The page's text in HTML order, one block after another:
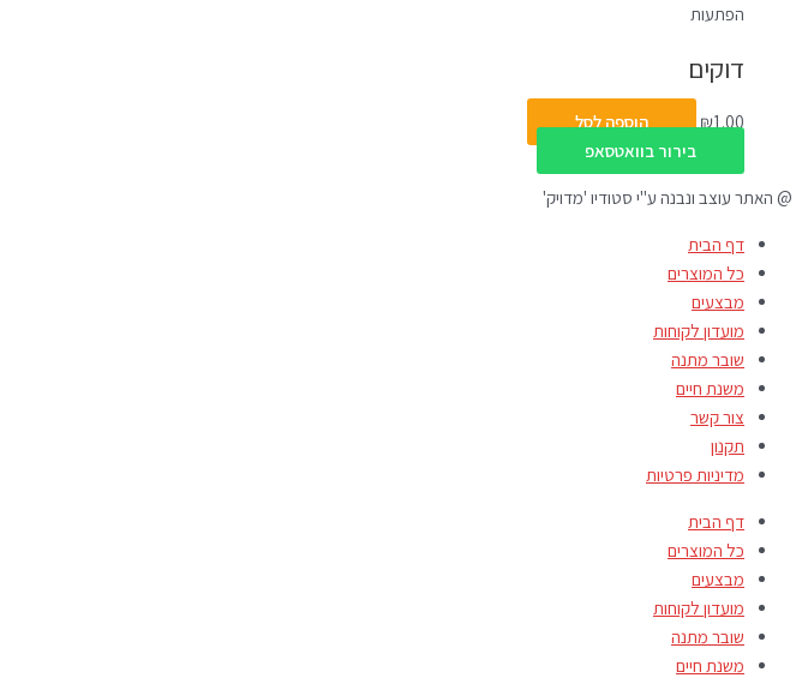
הפתעות
דוקים
₪1.00
הוספה לסל
בירור בוואטסאפ
@ האתר עוצב ונבנה ע"י סטודיו 'מדויק'
דף הבית
כל המוצרים
מבצעים
מועדון לקוחות
שובר מתנה
משנת חיים
צור קשר
תקנון
מדיניות פרטיות
דף הבית
כל המוצרים
מבצעים
מועדון לקוחות
שובר מתנה
משנת חיים